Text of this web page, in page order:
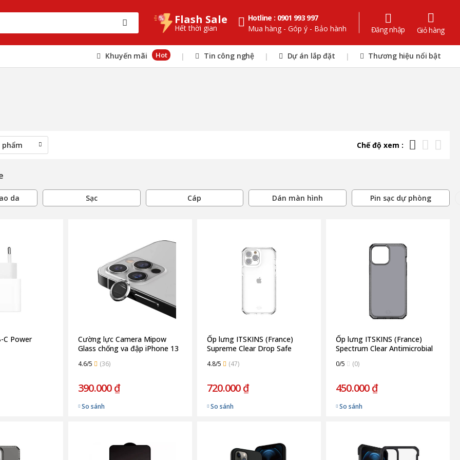
Flash Sale
Hết thời gian
Hotline : 0901 993 997
Mua hàng - Góp ý - Bảo hành
Đăng nhập Giỏ hàng
Khuyến mãi Hot | Tin công nghệ | Dự án lắp đặt | Thương hiệu nổi bật
Chế độ xem :
da Sạc Cáp Dán màn hình Pin sạc dự phòng
C Power
Cường lực Camera Mipow
Glass chống va đập iPhone 13
4.6/5 (36)
390.000 ₫
So sánh
Ốp lưng ITSKINS (France)
Supreme Clear Drop Safe
Transparent
4.8/5 (47)
720.000 ₫
So sánh
Ốp lưng ITSKINS (France)
Spectrum Clear Antimicrobial
iPhone 13 Pro | Smoke
0/5 (0)
450.000 ₫
So sánh